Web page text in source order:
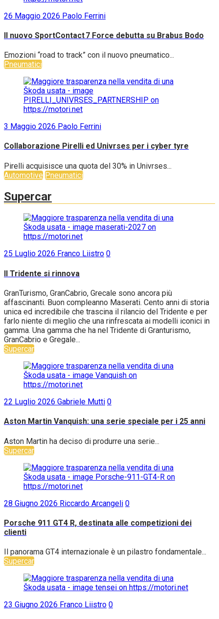
26 Maggio 2026 Paolo Ferrini
Il nuovo SportContact 7 Force debutta su Brabus Bodo
Emozioni “road to track” con il nuovo pneumatico...
Pneumatici
3 Maggio 2026 Paolo Ferrini
Collaborazione Pirelli ed Univrses per i cyber tyre
Pirelli acquisisce una quota del 30% in Univrses...
Automotive Pneumatici
Supercar
25 Luglio 2026 Franco Liistro 0
Il Tridente si rinnova
GranTurismo, GranCabrio, Grecale sono ancora più
affascinanti. Buon compleanno Maserati. Cento anni di storia
unica ed incredibile che trascina il rilancio del Tridente e per
farlo niente di meglio che una rinfrescata ai modelli iconici in
gamma. Una gamma che ha nel Tridente di Granturismo,
GranCabrio e Gregale...
Supercar
22 Luglio 2026 Gabriele Mutti 0
Aston Martin Vanquish: una serie speciale per i 25 anni
Aston Martin ha deciso di produrre una serie...
Supercar
28 Giugno 2026 Riccardo Arcangeli 0
Porsche 911 GT4 R, destinata alle competizioni dei
clienti
Il panorama GT4 internazionale è un pilastro fondamentale...
Supercar
23 Giugno 2026 Franco Liistro 0